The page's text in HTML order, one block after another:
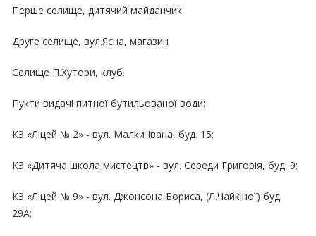
Перше селище, дитячий майданчик
Друге селище, вул.Ясна, магазин
Селище П.Хутори, клуб.
Пукти видачі питної бутильованої води:
КЗ «Ліцей № 2» - вул. Малки Івана, буд. 15;
КЗ «Дитяча школа мистецтв» - вул. Середи Григорія, буд. 9;
КЗ «Ліцей № 9» - вул. Джонсона Бориса, (Л.Чайкіної) буд.
29А;